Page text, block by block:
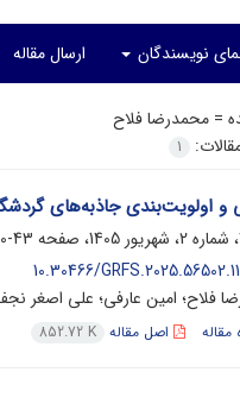
نویسندگان ارسال مقاله
=محمدرضا فلاح
1
و اولویت‌بندی جاذبه‌های
43-60
10.30466/
فلاح؛ امین عارفی؛ علی اصغر
اصل مقاله 852.72 K